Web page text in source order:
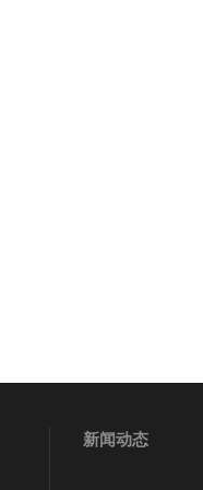
新闻动态